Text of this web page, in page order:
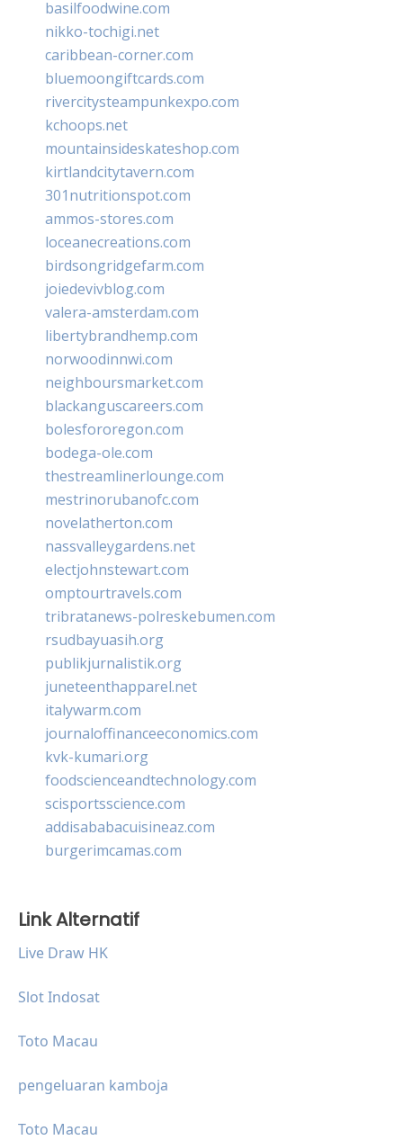
basilfoodwine.com
nikko-tochigi.net
caribbean-corner.com
bluemoongiftcards.com
rivercitysteampunkexpo.com
kchoops.net
mountainsideskateshop.com
kirtlandcitytavern.com
301nutritionspot.com
ammos-stores.com
loceanecreations.com
birdsongridgefarm.com
joiedevivblog.com
valera-amsterdam.com
libertybrandhemp.com
norwoodinnwi.com
neighboursmarket.com
blackanguscareers.com
bolesfororegon.com
bodega-ole.com
thestreamlinerlounge.com
mestrinorubanofc.com
novelatherton.com
nassvalleygardens.net
electjohnstewart.com
omptourtravels.com
tribratanews-polreskebumen.com
rsudbayuasih.org
publikjurnalistik.org
juneteenthapparel.net
italywarm.com
journaloffinanceeconomics.com
kvk-kumari.org
foodscienceandtechnology.com
scisportsscience.com
addisababacuisineaz.com
burgerimcamas.com
Link Alternatif
Live Draw HK
Slot Indosat
Toto Macau
pengeluaran kamboja
Toto Macau